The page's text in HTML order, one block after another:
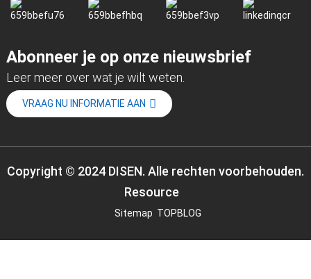
Abonneer je op onze nieuwsbrief
Leer meer over wat je wilt weten.
VRAAG NU INFORMATIE AAN
Copyright © 2024 DISEN. Alle rechten voorbehouden.
Resource
Sitemap TOPBLOG